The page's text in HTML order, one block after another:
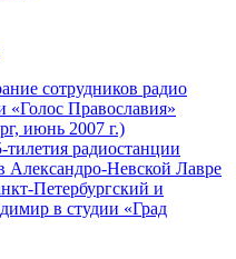
сотрудников радио
«Голос Православия»
июнь 2007 г.)
радиостанции
Александро-Невской Лавре
Петербургский и
в студии «Град